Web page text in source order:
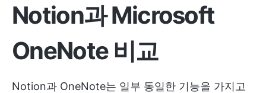
Notion과 Microsoft
OneNote 비교
Notion과 OneNote는 일부 동일한 기능을 가지고